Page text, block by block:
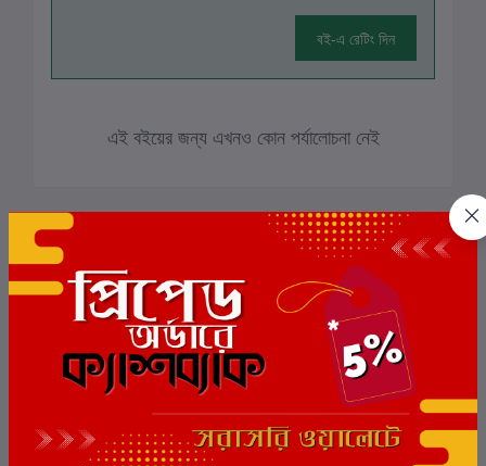
বই-এ রেটিং দিন
এই বইয়ের জন্য এখনও কোন পর্যালোচনা নেই
সংশ্লিষ্ট বই